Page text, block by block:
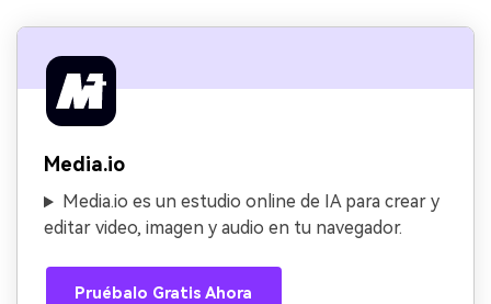
Media.io
Media.io es un estudio online de IA para crear y
editar video, imagen y audio en tu navegador.
Pruébalo Gratis Ahora